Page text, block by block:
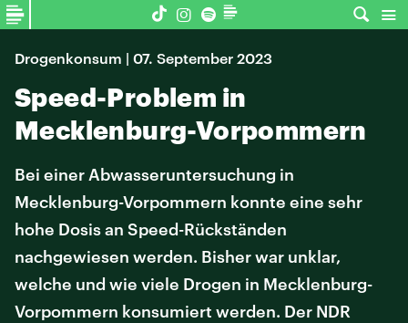
Drogenkonsum | 07. September 2023
Speed-Problem in
Mecklenburg-Vorpommern
Bei einer Abwasseruntersuchung in
Mecklenburg-Vorpommern konnte eine sehr
hohe Dosis an Speed-Rückständen
nachgewiesen werden. Bisher war unklar,
welche und wie viele Drogen in Mecklenburg-
Vorpommern konsumiert werden. Der NDR